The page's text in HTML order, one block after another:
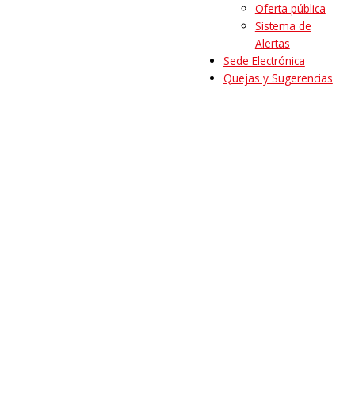
Oferta pública
Sistema de
Alertas
Sede Electrónica
Quejas y Sugerencias